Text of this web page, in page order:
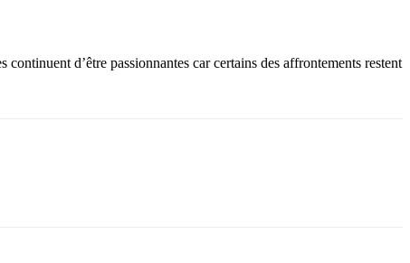
d’être passionnantes car certains des affrontements restent